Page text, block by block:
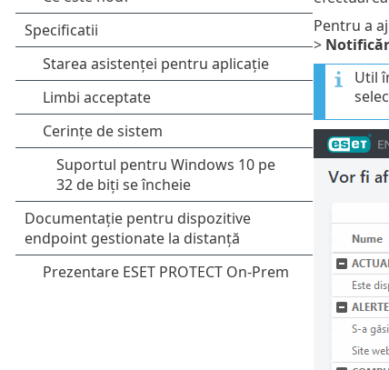
Pentru a
>
Util